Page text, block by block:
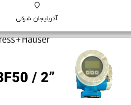
آذربایجان شرقی